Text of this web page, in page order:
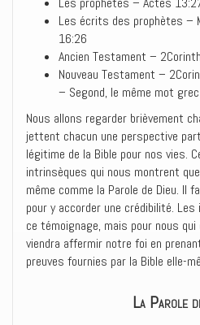
Les écrits des prophètes –
16:26
Ancien Testament –
Nouveau Testament –
– Segond, le même mot
Nous allons regarder brièvement
jettent chacun une perspective
légitime de la Bible pour nos vies.
intrinsèques qui nous montrent
même comme la Parole de Dieu. Il
pour y accorder une crédibilité.
ce témoignage, mais pour nous
viendra affermir notre foi en
preuves fournies par la Bible elle-
La Parole